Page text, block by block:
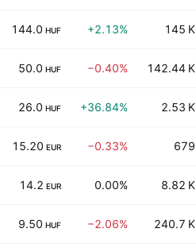
144.0 HUF +2.13% 145 K
50.0 HUF −0.40% 142.44 K
26.0 HUF +36.84% 2.53 K
15.20 EUR −0.33% 679
14.2 EUR 0.00% 8.82 K
9.50 HUF −2.06% 240.7 K